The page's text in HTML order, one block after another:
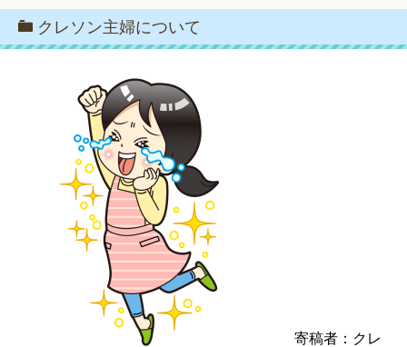
クレソン主婦について
寄稿者：クレ